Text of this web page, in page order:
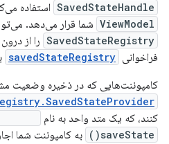
SavedStateHandle استفاده
ViewModel شما قرار می‌دهد.
SavedStateRegistry را از
فراخوانی savedStateRegistry
کامپوننت‌هایی که در ذخیره وضعیت
کنند، که یک متد واحد به نام
saveState() به کامپوننت شما